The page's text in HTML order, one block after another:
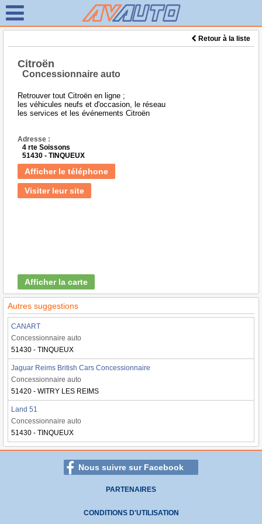
Retour à la liste
Citroën
Concessionnaire auto
Retrouver tout Citroën en ligne ;
les véhicules neufs et d'occasion, le réseau
les services et les événements Citroën
Adresse :
4 rte Soissons
51430 - TINQUEUX
Afficher le téléphone
Visiter leur site
Afficher la carte
Autres suggestions
CANART
Concessionnaire auto
51430 - TINQUEUX
Jaguar Reims British Cars Concessionnaire
Concessionnaire auto
51420 - WITRY LES REIMS
Land 51
Concessionnaire auto
51430 - TINQUEUX
Nous suivre sur Facebook
PARTENAIRES
CONDITIONS D'UTILISATION